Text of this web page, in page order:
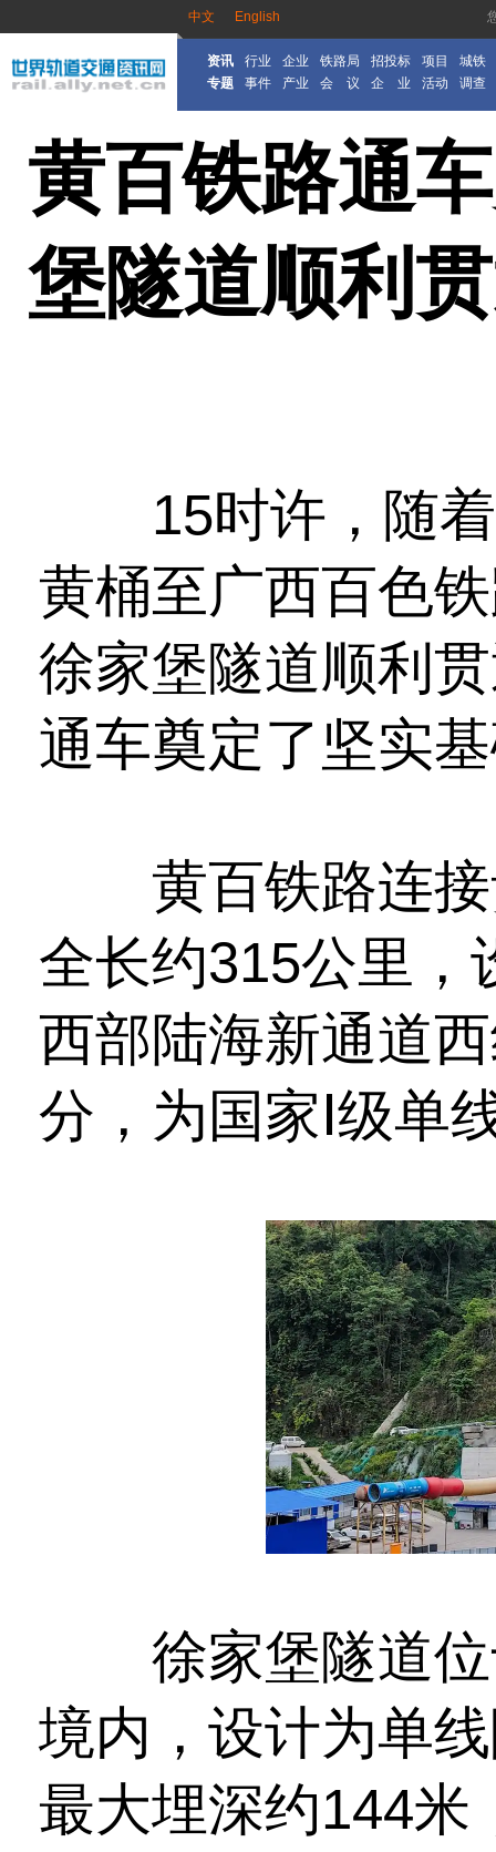
中文 English
资讯 行业 企业 铁路局 招投标 项目
城铁
专题
事件 产业 会 议 企 业 活动 调查
黄百铁路通
堡隧道顺利
15时许，随着
黄桶至广西百色
徐家堡隧道顺利
通车奠定了坚实
黄百铁路连接
全长约315公里，
西部陆海新通道
分，为国家Ⅰ级单
徐家堡隧道位
境内，设计为单
最大埋深约144米